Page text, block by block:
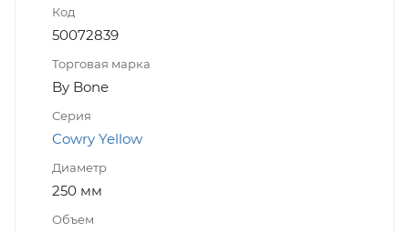
Код
50072839
Торговая марка
By Bone
Серия
Cowry Yellow
Диаметр
250 мм
Объем